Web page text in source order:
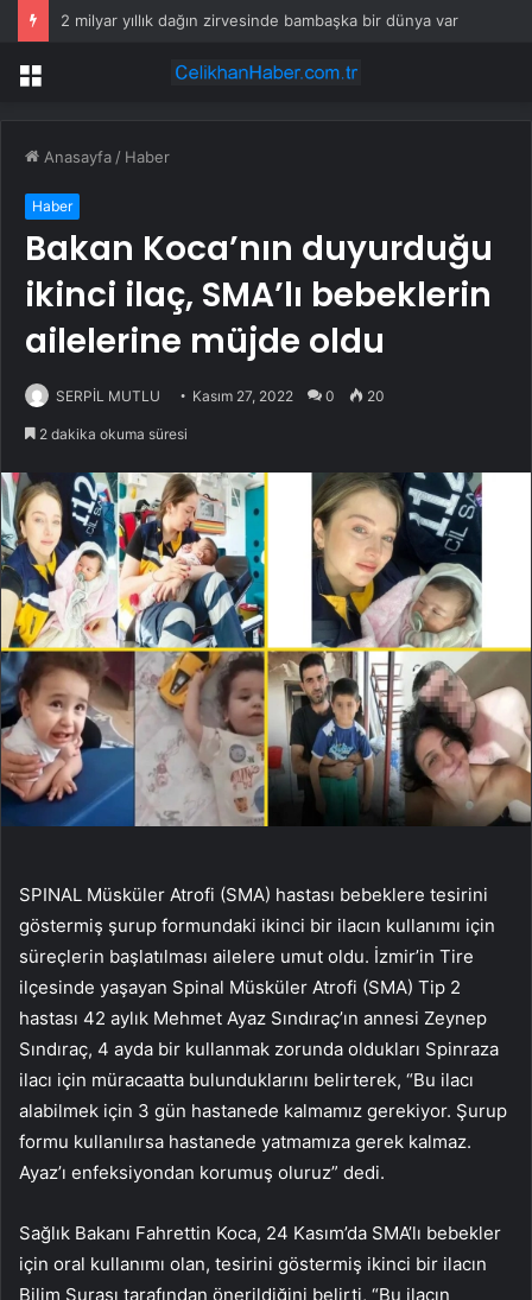
2 milyar yıllık dağın zirvesinde bambaşka bir dünya var
Menü
Anasayfa / Haber
Haber
Bakan Koca’nın duyurduğu
ikinci ilaç, SMA’lı bebeklerin
ailelerine müjde oldu
SERPİL MUTLU Kasım 27, 2022 0 20
2 dakika okuma süresi
SPINAL Müsküler Atrofi (SMA) hastası bebeklere tesirini
göstermiş şurup formundaki ikinci bir ilacın kullanımı için
süreçlerin başlatılması ailelere umut oldu. İzmir’in Tire
ilçesinde yaşayan Spinal Müsküler Atrofi (SMA) Tip 2
hastası 42 aylık Mehmet Ayaz Sındıraç’ın annesi Zeynep
Sındıraç, 4 ayda bir kullanmak zorunda oldukları Spinraza
ilacı için müracaatta bulunduklarını belirterek, “Bu ilacı
alabilmek için 3 gün hastanede kalmamız gerekiyor. Şurup
formu kullanılırsa hastanede yatmamıza gerek kalmaz.
Ayaz’ı enfeksiyondan korumuş oluruz” dedi.
Sağlık Bakanı Fahrettin Koca, 24 Kasım’da SMA’lı bebekler
için oral kullanımı olan, tesirini göstermiş ikinci bir ilacın
Bilim Şurası tarafından önerildiğini belirti, “Bu ilacın